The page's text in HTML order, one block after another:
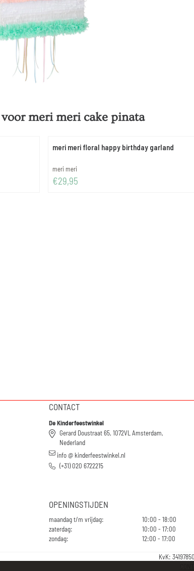
meri meri cake pinata
meri meri floral happy birthday garland
Merk:
meri meri
Prijs: 29,95
€29,95
CONTACT
De Kinderfeestwinkel
Gerard Doustraat 65, 1072VL Amsterdam,
Nederland
info @ kinderfeestwinkel.nl
(+31) 020 6722215
OPENINGSTIJDEN
maandag t/m vrijdag:
10:00 - 18:00
zaterdag:
10:00 - 17:00
zondag:
12:00 - 17:00
KvK: